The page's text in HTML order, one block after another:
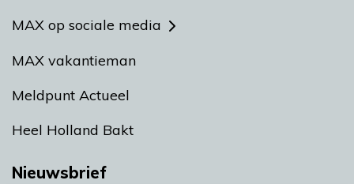
MAX op sociale media
MAX vakantieman
Meldpunt Actueel
Heel Holland Bakt
Nieuwsbrief